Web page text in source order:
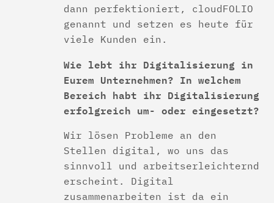
dann perfektioniert, cloudFOLIO
genannt und setzen es heute für
viele Kunden ein.
Wie lebt ihr Digitalisierung in
Eurem Unternehmen? In welchem
Bereich habt ihr Digitalisierung
erfolgreich um- oder eingesetzt?
Wir lösen Probleme an den
Stellen digital, wo uns das
sinnvoll und arbeitserleichternd
erscheint. Digital
zusammenarbeiten ist da ein